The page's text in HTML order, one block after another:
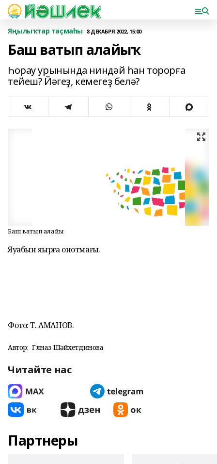
Яңылыҡтар таҫмаһы 8 ДЕКАБРЯ 2022, 15:00
Баш ватып алайыҡ
Һорау урынында ниндәй һан торорға
тейеш? Йәгеҙ, кемегеҙ белә?
Баш ватып алайыҡ
Яуабын яҙырға онотмағыҙ.
Фото: Т. АМАНОВ.
Автор: Гөлназ Шәйхетдинова
Читайте нас
Партнеры